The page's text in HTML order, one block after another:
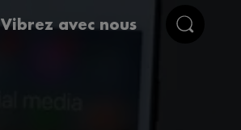
Vibrez avec nous